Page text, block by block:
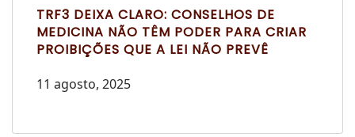
TRF3 DEIXA CLARO: CONSELHOS DE
MEDICINA NÃO TÊM PODER PARA CRIAR
PROIBIÇÕES QUE A LEI NÃO PREVÊ
11 agosto, 2025